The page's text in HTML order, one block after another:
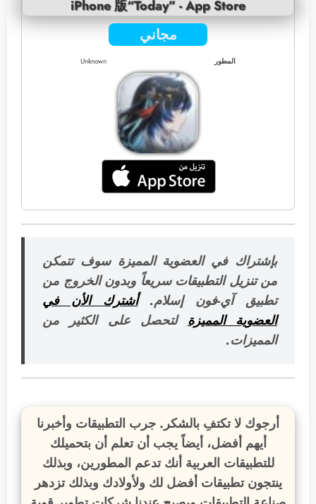
iPhone 版“Today” - App Store
مجاني
المطور Unknown
بإشتراك في العضوية المميزة سوف تتمكن
من تنزيل التطبيقات سريعاً وبدون الخروج من
تطبيق آي-فون إسلام.أشترك الأن في
العضوية المميزة لتحصل على الكثير من
المميزات.
أرجوك لا تكتفِ بالشكر. جرب التطبيقات وأخبرنا
أيهم أفضل، أيضاً يجب أن تعلم أن بتحميلك
للتطبيقات العربية أنك تدعم المطورين، وبذلك
ينتجون تطبيقات أفضل لك ولأولادك وبذلك تزدهر